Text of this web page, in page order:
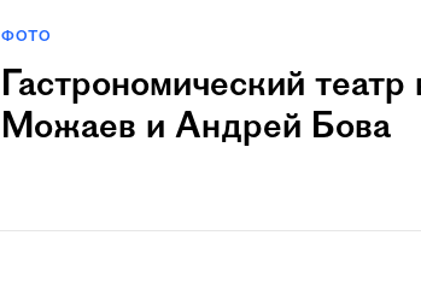
ФОТО
Гастрономический
Можаев и Андрей Бова